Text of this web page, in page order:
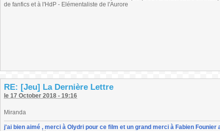
de fanfics et à l'HdP - Elémentaliste de l'Aurore
RE: [Jeu] La Dernière Lettre
le 17 October 2018 - 19:16
Miranda
j'ai bien aimé , merci à Olydri pour ce film et un grand merci à Fabien